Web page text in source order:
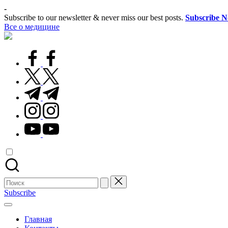
Перейти
к
содержимому
-
Subscribe to our newsletter & never miss our best posts. Subscribe
Все о медицине
Лечитесь
facebook.com
twitter.com
t.me
instagram.com
youtube.com
Поиск
для:
Subscribe
Главная